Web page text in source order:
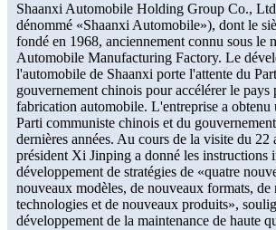
Shaanxi Automobile Holding Group Co.,
dénommé «Shaanxi Automobile»), dont le
fondé en 1968, anciennement connu sous le
Automobile Manufacturing Factory. Le
l'automobile de Shaanxi porte l'attente du
gouvernement chinois pour accélérer le pays
fabrication automobile. L'entreprise a obtenu
Parti communiste chinois et du
dernières années. Au cours de la visite du
président Xi Jinping a donné les instructions
développement de stratégies de «quatre
nouveaux modèles, de nouveaux formats, de
technologies et de nouveaux produits»,
développement de la maintenance de haute